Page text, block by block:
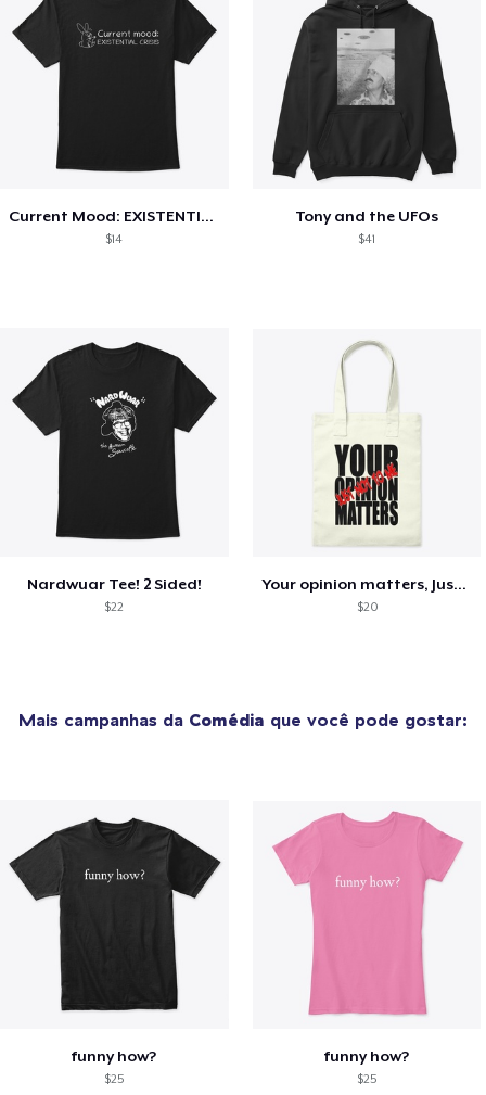
Current Mood: EXISTENTIAL CRISIS
$14
Tony and the UFOs
$41
Nardwuar Tee! 2 Sided!
$22
Your opinion matters, Just not to me!
$20
Mais campanhas da Comédia que você pode gostar:
funny how?
$25
funny how?
$25